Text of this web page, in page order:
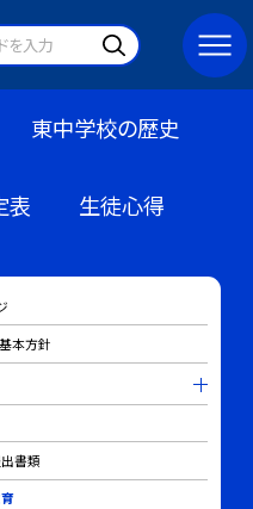
東中学校の歴史
表 生徒心得
本方針
書類